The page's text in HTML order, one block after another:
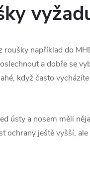
například do
a dobře se
když často
ústy a nosem měli
ochrany ještě vyšší,